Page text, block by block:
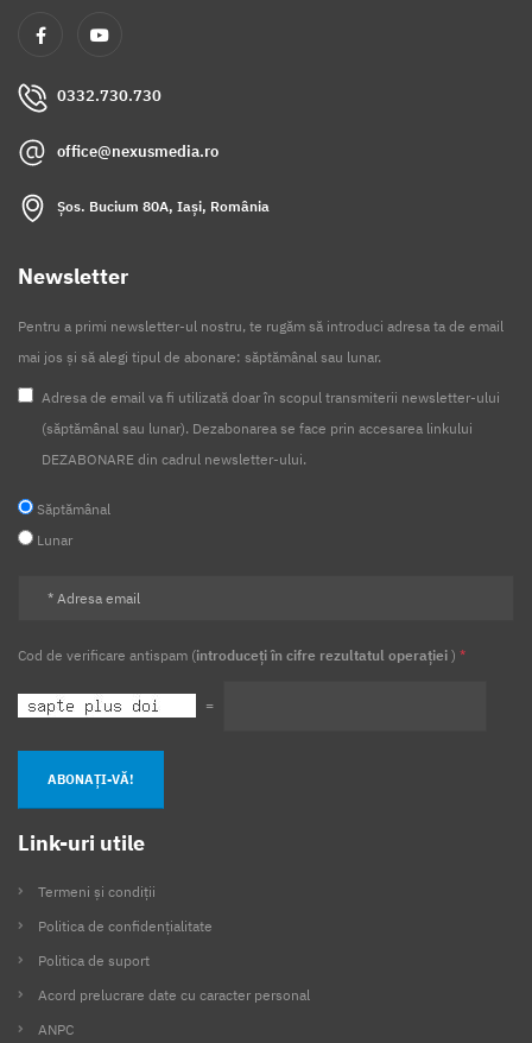
0332.730.730
office@nexusmedia.ro
Șos. Bucium 80A, Iași, România
Newsletter
Pentru a primi newsletter-ul nostru, te rugăm să introduci adresa ta de email
mai jos și să alegi tipul de abonare: săptămânal sau lunar.
Adresa de email va fi utilizată doar în scopul transmiterii newsletter-ului
(săptămânal sau lunar). Dezabonarea se face prin accesarea linkului
DEZABONARE din cadrul newsletter-ului.
Săptămânal
Lunar
Cod de verificare antispam (introduceți în cifre rezultatul operației ) *
=
ABONAȚI-VĂ!
Link-uri utile
Termeni și condiții
Politica de confidențialitate
Politica de suport
Acord prelucrare date cu caracter personal
ANPC